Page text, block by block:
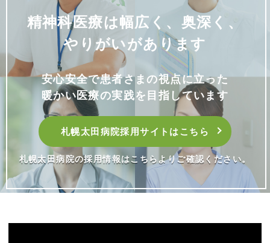
精神科医療は幅広く、奥深く、
やりがいがあります
安心安全で患者さまの視点に立った
暖かい医療の実践を目指しています
札幌太田病院採用サイトはこちら
札幌太田病院の採用情報はこちらよりご確認ください。